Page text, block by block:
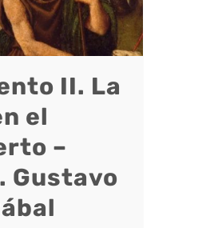
II. La
el
–
Gustavo